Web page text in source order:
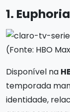
1. Euphoria
(Fonte: HBO
Disponível na
temporada
identidade,